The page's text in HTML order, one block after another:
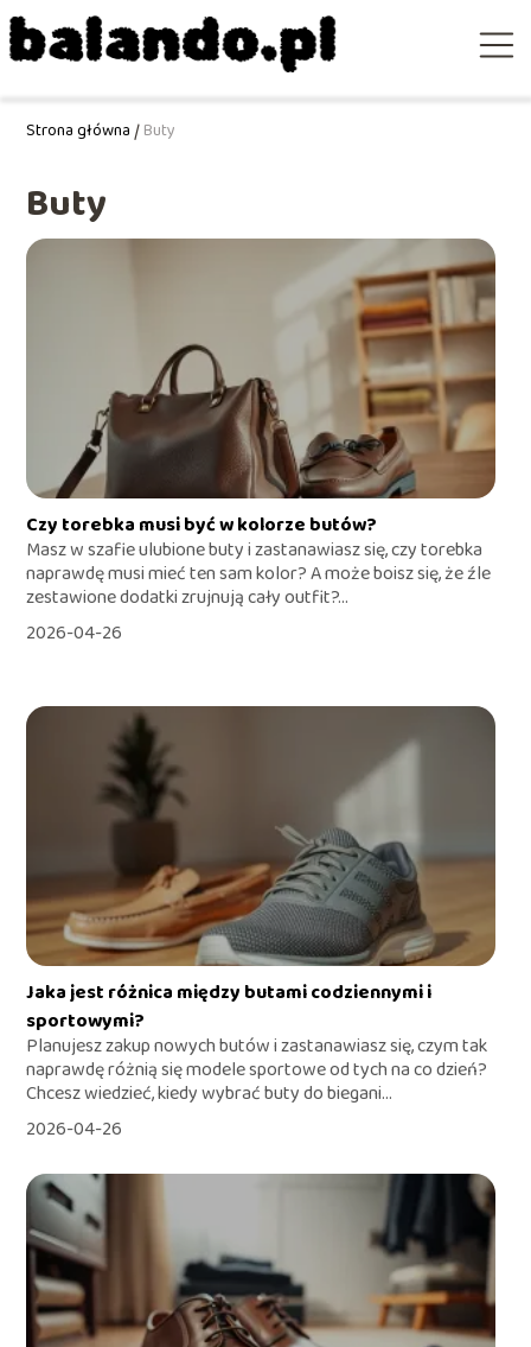
Strona główna/Buty
Buty
Czy torebka musi być w kolorze butów?
Masz w szafie ulubione buty i zastanawiasz się, czy torebka
naprawdę musi mieć ten sam kolor? A może boisz się, że źle
zestawione dodatki zrujnują cały outfit?...
2026-04-26
Jaka jest różnica między butami codziennymi i
sportowymi?
Planujesz zakup nowych butów i zastanawiasz się, czym tak
naprawdę różnią się modele sportowe od tych na co dzień?
Chcesz wiedzieć, kiedy wybrać buty do biegani...
2026-04-26